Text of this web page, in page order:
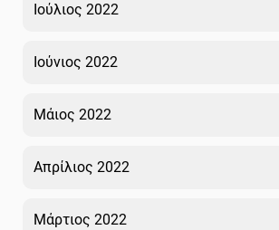
Ιούλιος 2022
Ιούνιος 2022
Μάιος 2022
Απρίλιος 2022
Μάρτιος 2022